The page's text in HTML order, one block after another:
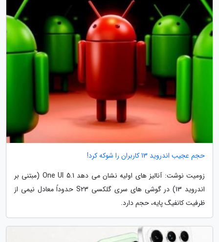
حجم عجیب اندروید 13 کاربران را شوکه کرد!
زومیت نوشت: آنالیز های اولیه نشان می دهد One UI 5.1 (مبتنی بر
اندروید 13) در گوشی های سری گلکسی S23 حدوداً معادل نیمی از
ظرفیت کانفیگ پایه، حجم دارد.